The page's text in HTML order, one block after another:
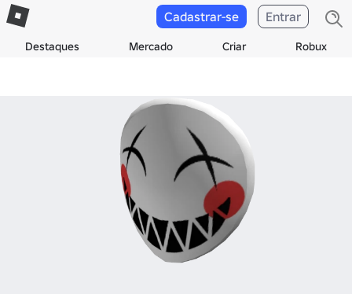
Destaques Mercado Criar Robux
Cadastrar-se Entrar